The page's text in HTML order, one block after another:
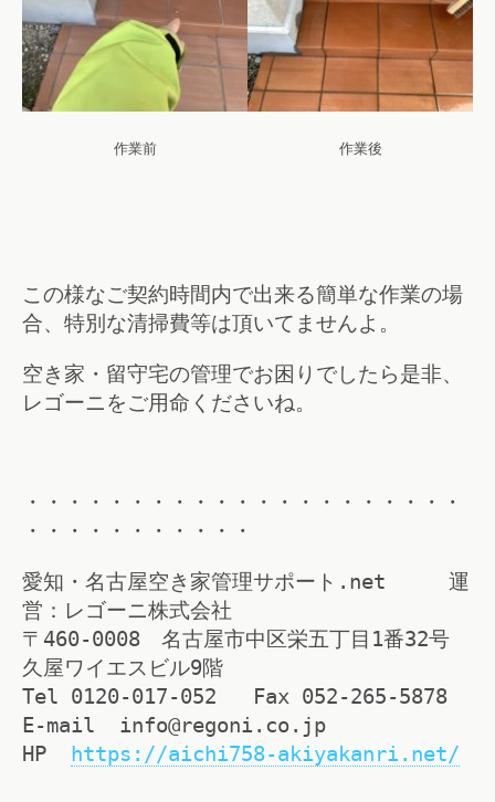
作業前 作業後
この様なご契約時間内で出来る簡単な作業の場
合、特別な清掃費等は頂いてませんよ。
空き家・留守宅の管理でお困りでしたら是非、
レゴーニをご用命くださいね。
・・・・・・・・・・・・・・・・・・・・・
・・・・・・・・・・・
愛知・名古屋空き家管理サポート.net 運
営：レゴーニ株式会社
〒460-0008 名古屋市中区栄五丁目1番32号
久屋ワイエスビル9階
Tel 0120-017-052 Fax 052-265-5878
E-mail info@regoni.co.jp
HP https://aichi758-akiyakanri.net/